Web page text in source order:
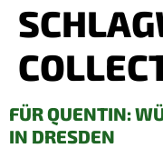
FÜR QUENTIN:
IN DRESDEN